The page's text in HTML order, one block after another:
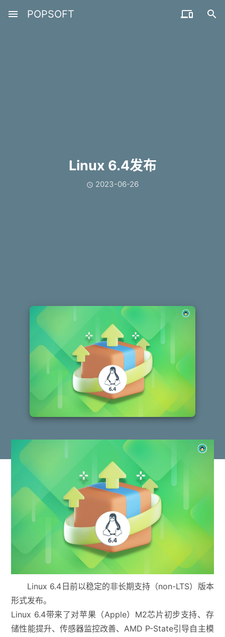
menu POPSOFT  
Linux 6.4发布
 2023-06-26
Linux 6.4日前以稳定的非长期支持（non-LTS）版本
形式发布。
Linux 6.4带来了对苹果（Apple）M2芯片初步支持、存
储性能提升、传感器监控改善、AMD P-State引导自主模